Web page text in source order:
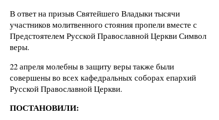
В ответ на призыв Святейшего Владыки тысячи
участников молитвенного стояния пропели вместе с
Предстоятелем Русской Православной Церкви Символ
веры.
22 апреля молебны в защиту веры также были
совершены во всех кафедральных соборах епархий
Русской Православной Церкви.
ПОСТАНОВИЛИ: